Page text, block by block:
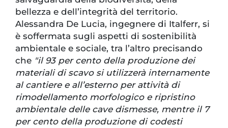
bellezza e dell’integrità del territorio.
Alessandra De Lucia, ingegnere di Italferr, si
è soffermata sugli aspetti di sostenibilità
ambientale e sociale, tra l’altro precisando
che "il 93 per cento della produzione dei
materiali di scavo si utilizzerà internamente
al cantiere e all’esterno per attività di
rimodellamento morfologico e ripristino
ambientale delle cave dismesse, mentre il 7
per cento della produzione di codesti